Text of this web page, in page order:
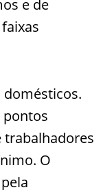
e de
domésticos.
pontos
trabalhadores
O